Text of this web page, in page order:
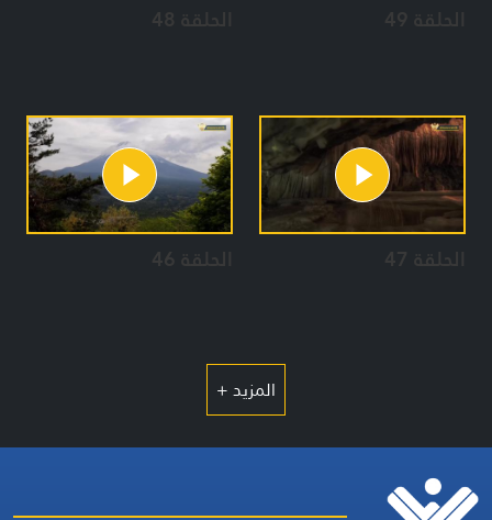
الحلقة 49 الحلقة 48
الحلقة 47 الحلقة 46
المزيد +